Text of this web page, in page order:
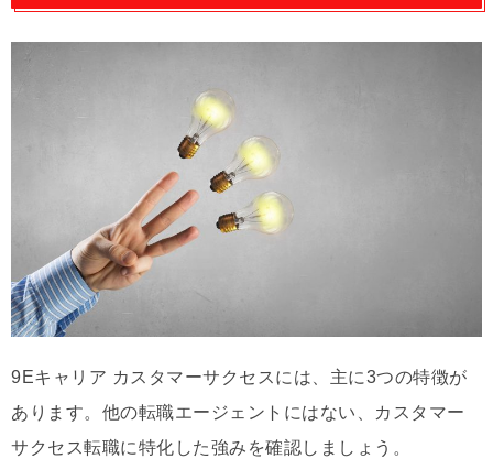
9Eキャリア カスタマーサクセスには、主に3つの特徴が
あります。他の転職エージェントにはない、カスタマー
サクセス転職に特化した強みを確認しましょう。